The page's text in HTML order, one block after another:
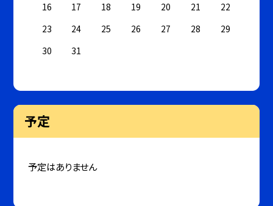
16
17 18 19 20 21
22
23
24 25 26 27 28
29
30
31
予定
予定はありません